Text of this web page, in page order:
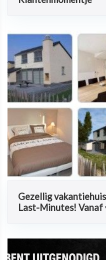
Gezellig
Last-Minutes!